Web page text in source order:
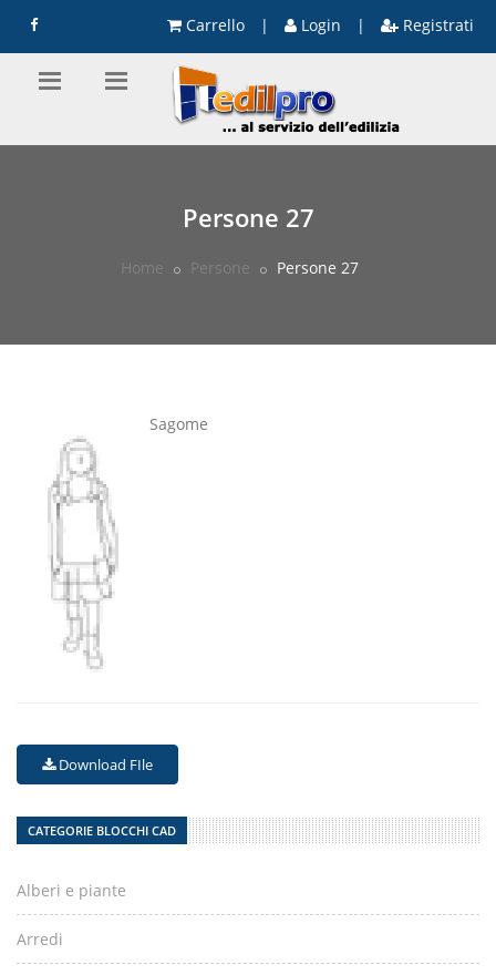
Carrello | Login | Registrati
Persone 27
Home Persone Persone 27
Sagome
Download FIle
CATEGORIE BLOCCHI CAD
Alberi e piante
Arredi